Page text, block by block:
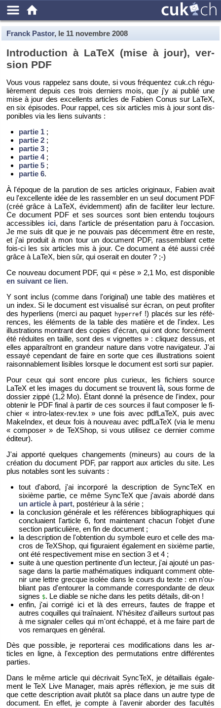
Franck Pastor, le 11 novembre 2008
In­tro­duc­tion à LaTeX (mise à jour), ver­
sion PDF
Vous vous rap­pe­lez sans doute, si vous fré­quen­tez cuk.​ch ré­gu­
liè­re­ment de­puis ces trois der­niers mois, que j'y ai pu­blié une
mise à jour des ex­cel­lents ar­ticles de Fa­bien Conus sur LaTeX,
en six épi­sodes. Pour rap­pel, ces six ar­ticles mis à jour sont dis­
po­nibles via les liens sui­vants :
par­tie 1 ;
par­tie 2 ;
par­tie 3 ;
par­tie 4;
par­tie 5 ;
par­tie 6.
À l'époque de la pa­ru­tion de ses ar­ticles ori­gi­naux, Fa­bien avait
eu l'ex­cel­lente idée de les ras­sem­bler en un seul do­cu­ment PDF
(créé grâce à LaTeX, évi­dem­ment) afin de fa­ci­li­ter leur lec­ture.
Ce do­cu­ment PDF et ses sources sont bien en­tendu tou­jours
ac­ces­sibles ici, dans l'ar­ticle de pré­sen­ta­tion paru à l'oc­ca­sion.
Je me suis dit que je ne pou­vais pas dé­cem­ment être en reste,
et j'ai pro­duit à mon tour un do­cu­ment PDF, ras­sem­blant cette
fois-ci les six ar­ticles mis à jour. Ce do­cu­ment a été aussi créé
grâce à LaTeX, bien sûr, qui ose­rait en dou­ter ? ;-)
Ce nou­veau do­cu­ment PDF, qui « pèse » 2,1 Mo, est dis­po­nible
en sui­vant ce lien.
Y sont in­clus (comme dans l'ori­gi­nal) une table des ma­tières et
un index. Si le do­cu­ment est vi­sua­lisé sur écran, on peut pro­fi­ter
des hy­per­liens (merci au pa­quet hy­per­ref!) pla­cés sur les ré­fé­
rences, les élé­ments de la table des ma­tière et de l'in­dex. Les
illus­tra­tions mon­trant des co­pies d'écran, qui ont donc for­cé­ment
été ré­duites en taille, sont des « vi­gnettes » : cli­quez des­sus, et
elles ap­pa­raî­tront en gran­deur na­ture dans votre na­vi­ga­teur. J'ai
es­sayé ce­pen­dant de faire en sorte que ces illus­tra­tions soient
rai­son­na­ble­ment li­sibles lorsque le do­cu­ment est sorti sur pa­pier.
Pour ceux qui sont en­core plus cu­rieux, les fi­chiers source
LaTeX et les images du do­cu­ment se trouvent là, sous forme de
dos­sier zippé (1,2 Mo). Étant donné la pré­sence de l'in­dex, pour
ob­te­nir le PDF final à par­tir de ces sources il faut com­po­ser le fi­
chier « intro-latex-rev.​tex » une fois avec pd­fLa­TeX, puis avec
Ma­keIn­dex, et deux fois à nou­veau avec pd­fLa­TeX (via le menu
« com­po­ser » de TeX­Shop, si vous uti­li­sez ce der­nier comme
édi­teur).
J'ai ap­porté quelques chan­ge­ments (mi­neurs) au cours de la
créa­tion du do­cu­ment PDF, par rap­port aux ar­ticles du site. Les
plus no­tables sont les sui­vants :
tout d'abord, j'ai in­cor­poré la des­crip­tion de Sync­TeX en
sixième par­tie, ce même Sync­TeX que j'avais abordé dans
un ar­ticle à part, pos­té­rieur à la série ;
la conclu­sion gé­né­rale et les ré­fé­rences bi­blio­gra­phiques qui
concluaient l'ar­ticle 6, font main­te­nant cha­cun l'ob­jet d'une
sec­tion par­ti­cu­lière, en fin de do­cu­ment ;
la des­crip­tion de l'ob­ten­tion du sym­bole euro et celle des ma­
cros de TeX­Shop, qui fi­gu­raient éga­le­ment en sixième par­tie,
ont été res­pec­ti­ve­ment mise en sec­tion 3 et 4 ;
suite à une ques­tion per­ti­nente d'un lec­teur, j'ai ajouté un pas­
sage dans la par­tie ma­thé­ma­tiques in­di­quant com­ment ob­te­
nir une lettre grecque iso­lée dans le cours du texte : en n'ou­
bliant pas d'en­tou­rer la com­mande cor­res­pon­dante de deux
signes $. Le diable se niche dans les pe­tits dé­tails, dit-on !
enfin, j'ai cor­rigé ici et là des er­reurs, fautes de frappe et
autres co­quilles qui traî­naient. N'hé­si­tez d'ailleurs sur­tout pas
à me si­gna­ler celles qui m'ont échappé, et à me faire part de
vos re­marques en gé­né­ral.
Dès que pos­sible, je re­por­te­rai ces mo­di­fi­ca­tions dans les ar­
ticles en ligne, à l'ex­cep­tion des per­mu­ta­tions entre dif­fé­rentes
par­ties.
Dans le même ar­ticle qui dé­cri­vait Sync­TeX, je dé­taillais éga­le­
ment le TeX Live Ma­na­ger, mais après ré­flexion, je me suis dit
que cette des­crip­tion avait plu­tôt sa place dans un autre type de
do­cu­ment. En effet, je compte à l'ave­nir abor­der des fa­cul­tés